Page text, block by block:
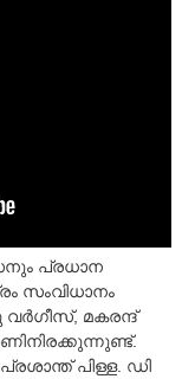
പ്രധാന
സംവിധാനം
മകരന്ദ്
പിള്ള. ഡി